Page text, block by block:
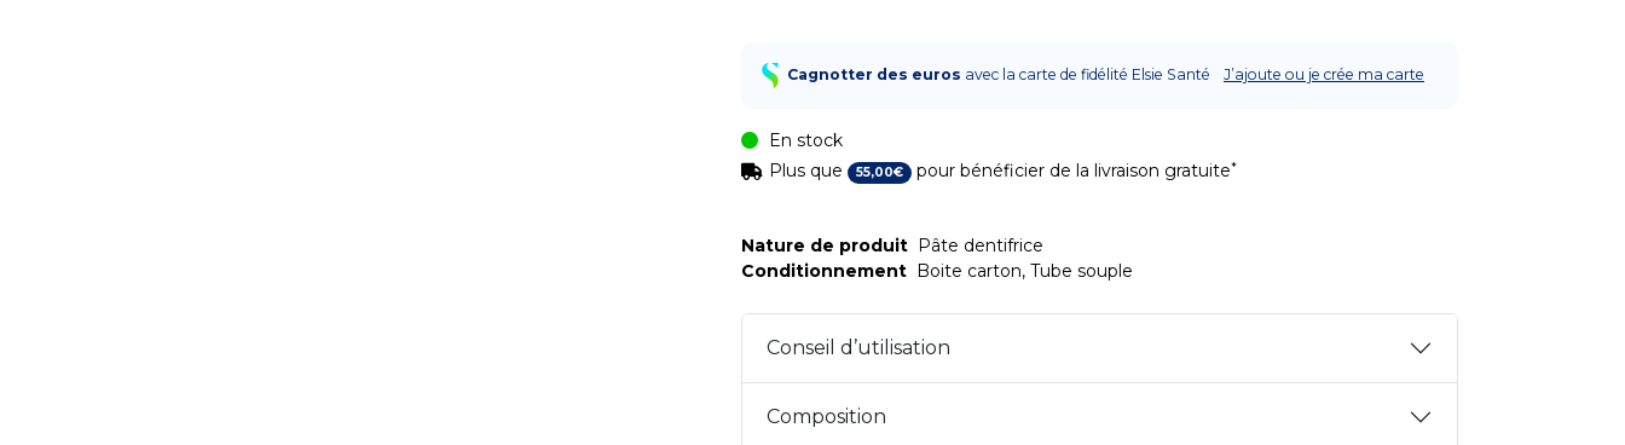
Cagnotter des euros avec la carte de fidélité Elsie Santé J’ajoute ou je crée ma carte
En stock
Plus que
55,00€ pour bénéficier de la livraison gratuite*
Nature de produit Pâte dentifrice
Conditionnement Boite carton, Tube souple
Conseil d’utilisation
Composition